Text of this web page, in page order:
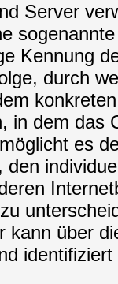
Server
Kennung
durch
in dem das
es
kann über